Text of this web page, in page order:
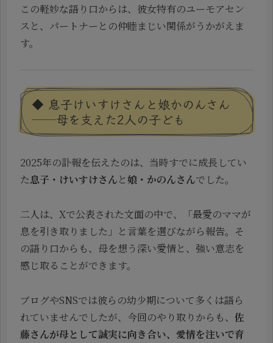
この軽妙な語り口からは、彼女特有のユーモアセン
スと、パートナーとの仲睦まじい関係がうかがえま
す。
◆ 息子けいすけさんと娘かのんさん
──母を支えた2人の子ども
2025年の訃報を伝えたのは、当時すでに成長してい
た息子・けいすけさんと娘・かのんさんでした。
二人は、Xで公表された文面の中で、「最愛のママが
息を引き取りました」と言葉を選びながら報告。そ
の語り口からも、母を想う深い愛情と、強い意志を
感じ取ることができます。
ブログやSNSでは彼らの幼少期について多くは語ら
れていませんでしたが、今回のやり取りからも、 佐
藤さんが母として誠実に向き合い、愛情を注いで育